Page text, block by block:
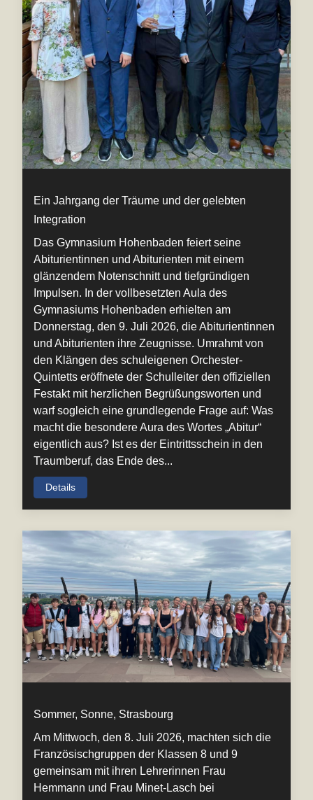
Ein Jahrgang der Träume und der gelebten
Integration
Das Gymnasium Hohenbaden feiert seine
Abiturientinnen und Abiturienten mit einem
glänzendem Notenschnitt und tiefgründigen
Impulsen. In der vollbesetzten Aula des
Gymnasiums Hohenbaden erhielten am
Donnerstag, den 9. Juli 2026, die Abiturientinnen
und Abiturienten ihre Zeugnisse. Umrahmt von
den Klängen des schuleigenen Orchester-
Quintetts eröffnete der Schulleiter den offiziellen
Festakt mit herzlichen Begrüßungsworten und
warf sogleich eine grundlegende Frage auf: Was
macht die besondere Aura des Wortes „Abitur“
eigentlich aus? Ist es der Eintrittsschein in den
Traumberuf, das Ende des...
Details
Sommer, Sonne, Strasbourg
Am Mittwoch, den 8. Juli 2026, machten sich die
Französischgruppen der Klassen 8 und 9
gemeinsam mit ihren Lehrerinnen Frau
Hemmann und Frau Minet-Lasch bei